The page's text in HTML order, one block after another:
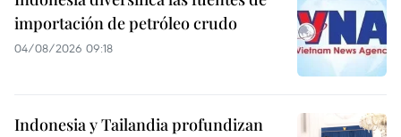
importación de petróleo crudo
04/08/2026 09:18
Indonesia y Tailandia profundizan